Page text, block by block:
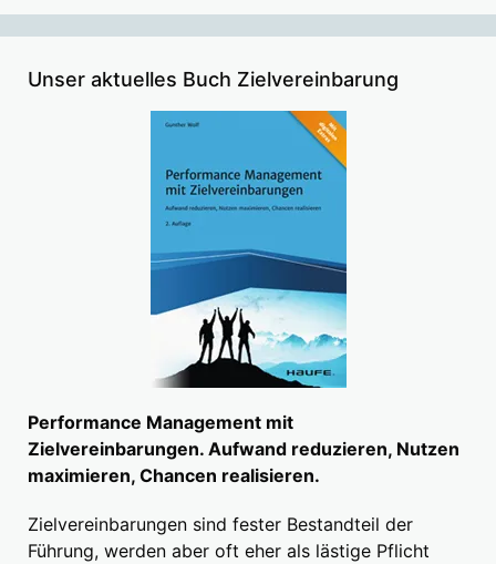
Unser aktuelles Buch Zielvereinbarung
Performance Management mit
Zielvereinbarungen. Aufwand reduzieren, Nutzen
maximieren, Chancen realisieren.
Zielvereinbarungen sind fester Bestandteil der
Führung, werden aber oft eher als lästige Pflicht